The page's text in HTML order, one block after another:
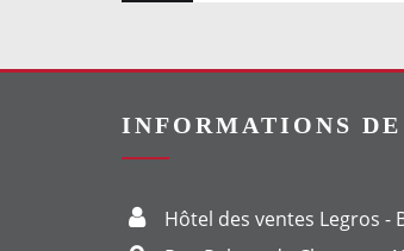
INFORMATIONS
Hôtel des ventes Legros -